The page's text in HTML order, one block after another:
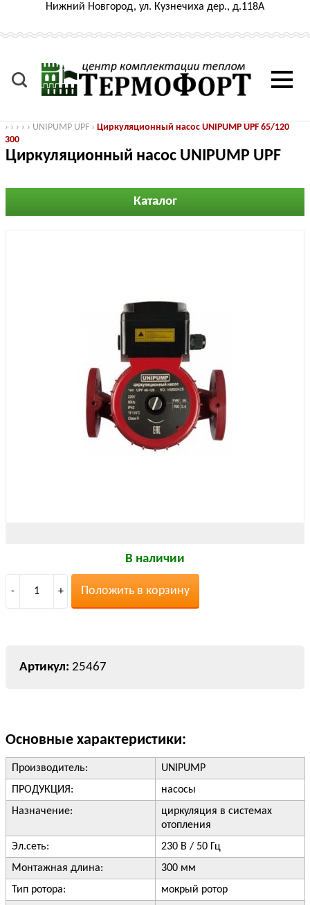
Нижний Новгород, ул. Кузнечиха дер., д.118А
› › › › › UNIPUMP UPF › Циркуляционный насос UNIPUMP UPF 65/120
300
Циркуляционный насос UNIPUMP UPF
Каталог
В наличии
- 1 + Положить в корзину
25467
Основные характеристики:
Производитель:
UNIPUMP
ПРОДУКЦИЯ:
насосы
Назначение:
циркуляция в системах
отопления
Эл.сеть:
230 В / 50 Гц
Монтажная длина:
300 мм
Тип ротора:
мокрый ротор